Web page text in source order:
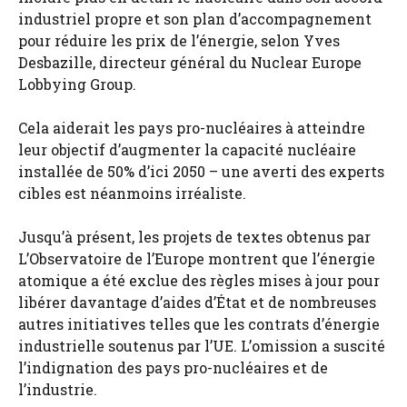
industriel propre et son plan d’accompagnement
pour réduire les prix de l’énergie, selon Yves
Desbazille, directeur général du Nuclear Europe
Lobbying Group.
Cela aiderait les pays pro-nucléaires à atteindre
leur objectif d’augmenter la capacité nucléaire
installée de 50% d’ici 2050 – une averti des experts
cibles est néanmoins irréaliste.
Jusqu’à présent, les projets de textes obtenus par
L’Observatoire de l’Europe montrent que l’énergie
atomique a été exclue des règles mises à jour pour
libérer davantage d’aides d’État et de nombreuses
autres initiatives telles que les contrats d’énergie
industrielle soutenus par l’UE. L’omission a suscité
l’indignation des pays pro-nucléaires et de
l’industrie.